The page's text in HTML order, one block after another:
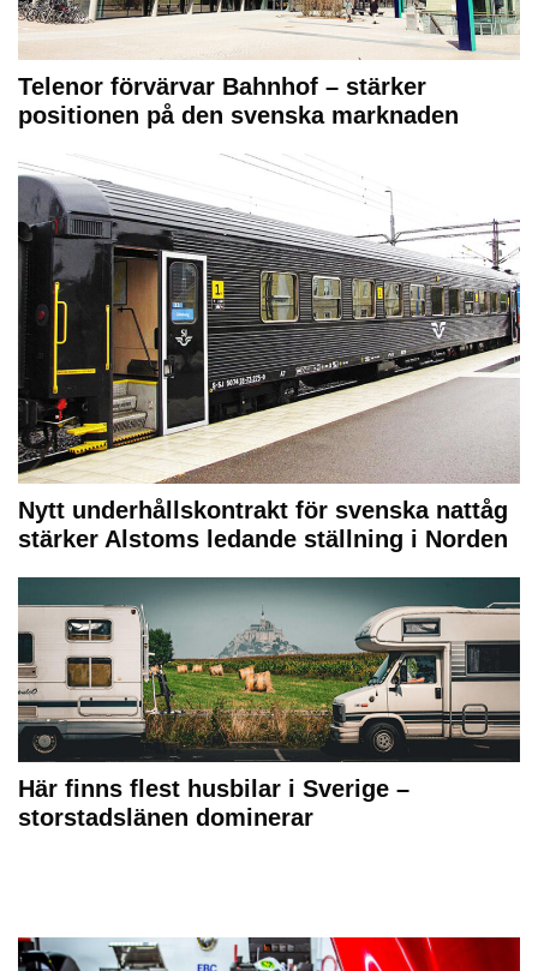
Telenor förvärvar Bahnhof – stärker
positionen på den svenska marknaden
Nytt underhållskontrakt för svenska nattåg
stärker Alstoms ledande ställning i Norden
Här finns flest husbilar i Sverige –
storstadslänen dominerar